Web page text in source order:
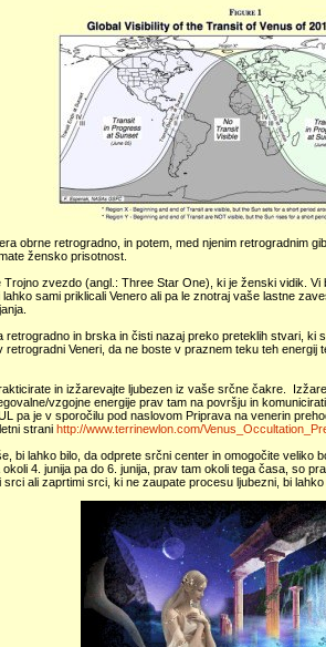
obrne retrogradno, in potem, med njenim retrogradnim
žensko prisotnost.
zvezdo (angl.: Three Star One), ki je ženski vidik.
sami priklicali Venero ali pa le znotraj vaše lastne
retrogradno in brska in čisti nazaj preko preteklih stvari, ki
Veneri, da ne boste v praznem teku teh
in izžarevajte ljubezen iz vaše srčne čakre.
vzgojne energije prav tam na površju in
pa je v sporočilu pod naslovom Priprava na venerin
strani http://www.terrinewlon.com/
bi lahko bilo, da odprete srčni center in omogočite veliko
4. junija pa do 6. junija, prav tam okoli tega časa, so
ali zaprtimi srci, ki ne zaupate procesu ljubezni, bi lahko